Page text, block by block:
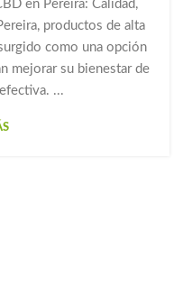
en Pereira: Calidad,
productos de alta
como una opción
mejorar su bienestar de
...